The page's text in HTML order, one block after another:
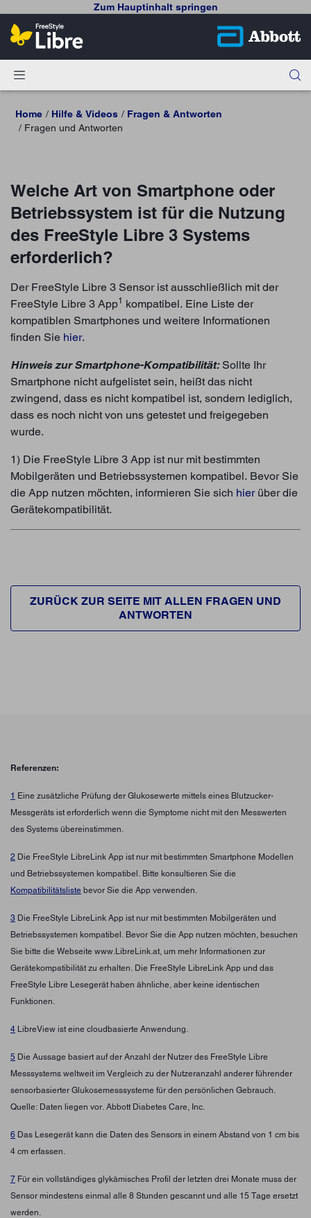
Zum Hauptinhalt springen
Home Hilfe & Videos
Fragen & Antworten
Fragen und Antworten
Welche Art von Smartphone oder
Betriebssystem ist für die Nutzung
des FreeStyle Libre 3 Systems
erforderlich?
Der FreeStyle Libre 3 Sensor ist ausschließlich mit der
FreeStyle Libre 3 App1 kompatibel. Eine Liste der
kompatiblen Smartphones und weitere Informationen
finden Sie hier.
Hinweis zur Smartphone-Kompatibilität:Sollte Ihr
Smartphone nicht aufgelistet sein, heißt das nicht
zwingend, dass es nicht kompatibel ist, sondern lediglich,
dass es noch nicht von uns getestet und freigegeben
wurde.
1) Die FreeStyle Libre 3 App ist nur mit bestimmten
Mobilgeräten und Betriebssystemen kompatibel. Bevor Sie
die App nutzen möchten, informieren Sie sich hierüber die
Gerätekompatibilität.
ZURÜCK ZUR SEITE MIT ALLEN FRAGEN UND
ANTWORTEN
Referenzen:
1 Eine zusätzliche Prüfung der Glukosewerte mittels eines Blutzucker-
Messgeräts ist erforderlich wenn die Symptome nicht mit den Messwerten
des Systems übereinstimmen.
2 Die FreeStyle LibreLink App ist nur mit bestimmten Smartphone Modellen
und Betriebssystemen kompatibel. Bitte konsultieren Sie die
Kompatibilitätsliste bevor Sie die App verwenden.
3 Die FreeStyle LibreLink App ist nur mit bestimmten Mobilgeräten und
Betriebssystemen kompatibel. Bevor Sie die App nutzen möchten, besuchen
Sie bitte die Webseite www.LibreLink.at, um mehr Informationen zur
Gerätekompatibilität zu erhalten. Die FreeStyle LibreLink App und das
FreeStyle Libre Lesegerät haben ähnliche, aber keine identischen
Funktionen.
4 LibreView ist eine cloudbasierte Anwendung.
5 Die Aussage basiert auf der Anzahl der Nutzer des FreeStyle Libre
Messsystems weltweit im Vergleich zu der Nutzeranzahl anderer führender
sensorbasierter Glukosemesssysteme für den persönlichen Gebrauch.
Quelle: Daten liegen vor. Abbott Diabetes Care, Inc.
6 Das Lesegerät kann die Daten des Sensors in einem Abstand von 1 cm bis
4 cm erfassen.
7 Für ein vollständiges glykämisches Profil der letzten drei Monate muss der
Sensor mindestens einmal alle 8 Stunden gescannt und alle 15 Tage ersetzt
werden.